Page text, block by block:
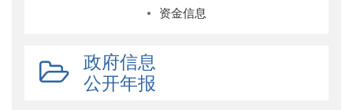
资金信息
政府信息
公开年报